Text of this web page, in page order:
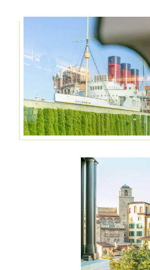
東京ディズニーリゾート
リゾートライナー貸切
抽選予約
1組 50,000円 (
※1組あたり最少1名～最大6名参
※事前のクレジット決済が必要で
こちらの乗車券は、
小学校1～3年生のお子さまにお
リゾートゲートウェイ・ステー
1組1両ずつの貸切運行の
リゾートライナーに乗車し、
東京ディズニーリゾートを巡
旅に出かけましょう！
キャストによるリゾートライ
車窓から見える景色につい
案内を聞きながら貸切車両の特
お楽しみいただける乗車券